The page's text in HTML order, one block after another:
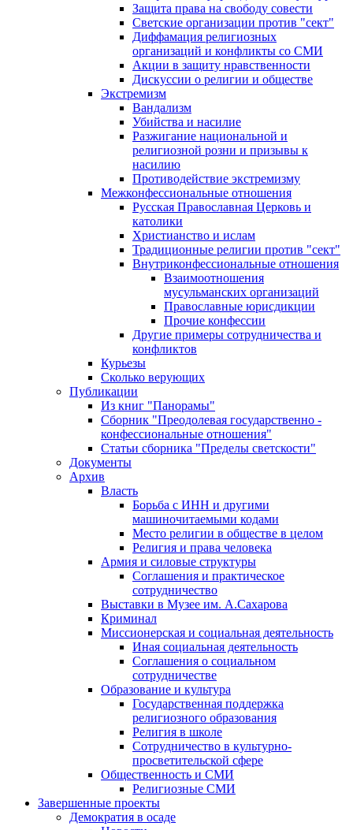
Защита права на свободу совести
Светские организации против "сект"
Диффамация религиозных
организаций и конфликты со СМИ
Акции в защиту нравственности
Дискуссии о религии и обществе
Экстремизм
Вандализм
Убийства и насилие
Разжигание национальной и
религиозной розни и призывы к
насилию
Противодействие экстремизму
Межконфессиональные отношения
Русская Православная Церковь и
католики
Христианство и ислам
Традиционные религии против "сект"
Внутриконфессиональные отношения
Взаимоотношения
мусульманских организаций
Православные юрисдикции
Прочие конфессии
Другие примеры сотрудничества и
конфликтов
Курьезы
Сколько верующих
Публикации
Из книг "Панорамы"
Сборник "Преодолевая государственно -
конфессиональные отношения"
Статьи сборника "Пределы светскости"
Документы
Архив
Власть
Борьба с ИНН и другими
машиночитаемыми кодами
Место религии в обществе в целом
Религия и права человека
Армия и силовые структуры
Соглашения и практическое
сотрудничество
Выставки в Музее им. А.Сахарова
Криминал
Миссионерская и социальная деятельность
Иная социальная деятельность
Соглашения о социальном
сотрудничестве
Образование и культура
Государственная поддержка
религиозного образования
Религия в школе
Сотрудничество в культурно-
просветительской сфере
Общественность и СМИ
Религиозные СМИ
Завершенные проекты
Демократия в осаде